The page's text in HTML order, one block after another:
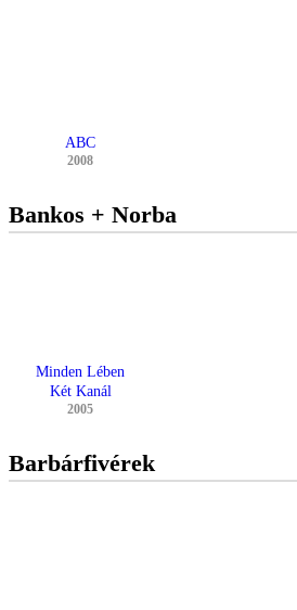
ABC
2008
Bankos + Norba
Minden Lében
Két Kanál
2005
Barbárfivérek